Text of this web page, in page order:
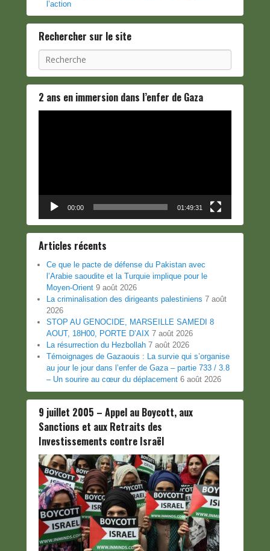
l’action
Rechercher sur le site
Recherche
2 ans en immersion dans l’enfer de Gaza
00:00 01:49:31
Articles récents
Ce que le pacte de défense du Pakistan avec
l’Arabie saoudite et la Turquie implique pour le
Moyen-Orient 9 août 2026
La criminalisation des dirigeants palestiniens 7 août
2026
STOP AU GENOCIDE, MARSEILLE SAMEDI 8
AOUT, 18H00, PORTE D’AIX 7 août 2026
La résurrection du Hezbollah 7 août 2026
Témoignages de Gazaouis : La survie qui s’organise
au jour le jour dans l’enfer de Gaza – partie 733 / 3.8
– Un sourire au cœur du déplacement 6 août 2026
9 juillet 2005 – Appel au Boycott, aux
Sanctions et aux Retraits des
Investissements contre Israël